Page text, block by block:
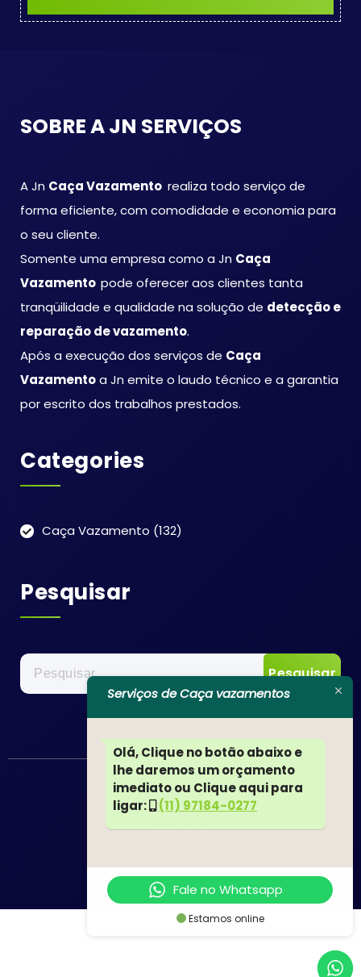
SOBRE A JN SERVIÇOS
A Jn Caça Vazamento realiza todo serviço de
forma eficiente, com comodidade e economia para
o seu cliente.
Somente uma empresa como a Jn Caça
Vazamento pode oferecer aos clientes tanta
tranqüilidade e qualidade na solução de detecção e
reparação de vazamento.
Após a execução dos serviços de Caça
Vazamentoa Jn emite o laudo técnico e a garantia
por escrito dos trabalhos prestados.
Categories
Caça Vazamento (132)
Pesquisar
Pesquisar
por:
Copyright © 2022 JN SERVIÇOS
Serviços de Caça vazamentos
Olá, Clique no botão abaixo e
lhe daremos um orçamento
imediato ou Clique aqui para
ligar:
(11) 97184-0277
Fale no Whatsapp
Estamos online